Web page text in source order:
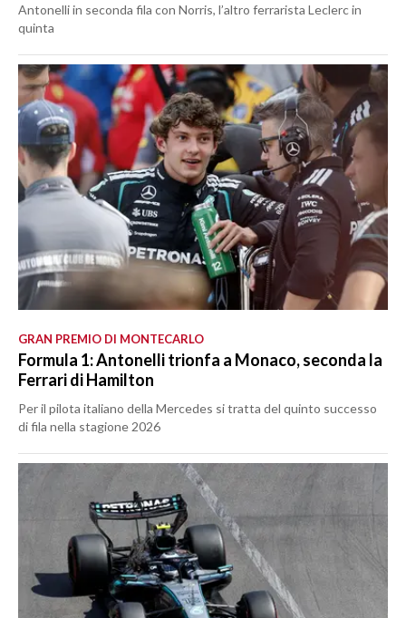
Antonelli in seconda fila con Norris, l’altro ferrarista Leclerc in
quinta
GRAN PREMIO DI MONTECARLO
Formula 1: Antonelli trionfa a Monaco, seconda la
Ferrari di Hamilton
Per il pilota italiano della Mercedes si tratta del quinto successo
di fila nella stagione 2026